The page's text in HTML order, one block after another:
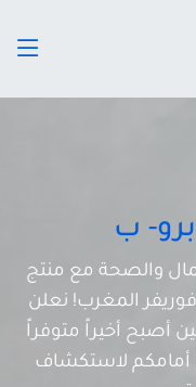
ب
والصحة مع منتج
المغرب! نعلن
أصبح أخيراً متوفراً
أمامكم لاستكشاف